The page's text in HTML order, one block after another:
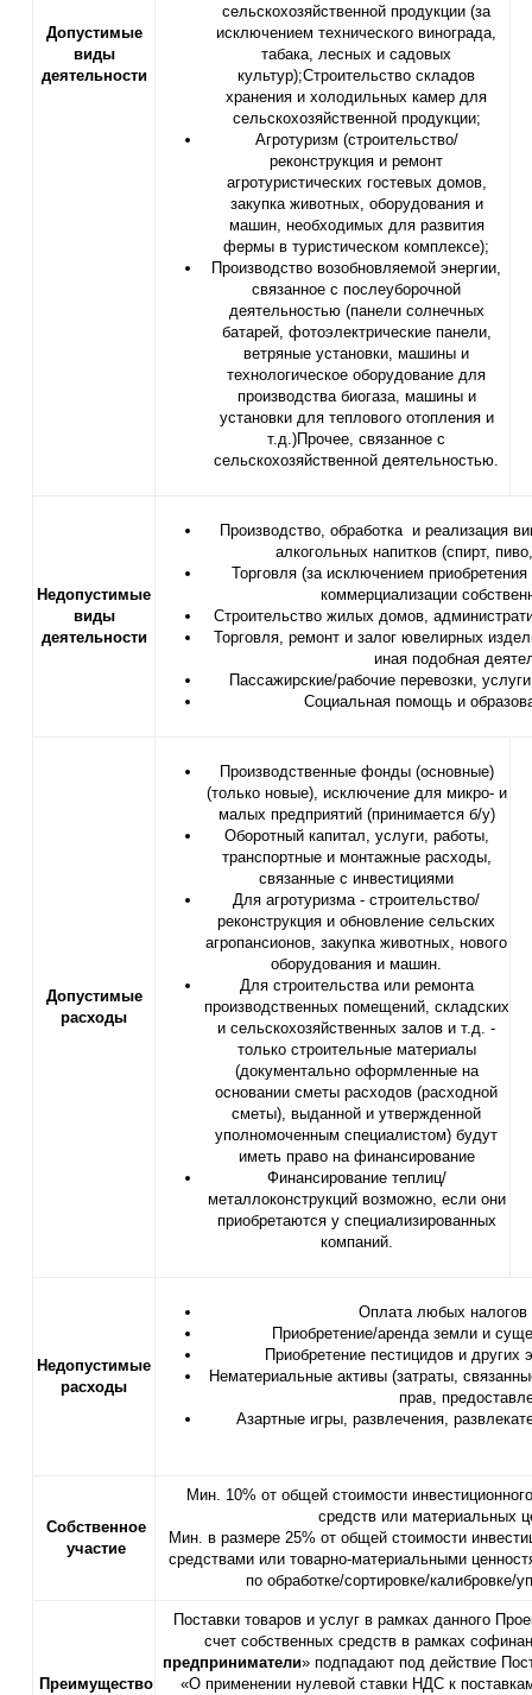
Допустимые
виды
деятельности
сельскохозяйственной продукции (за
исключением технического винограда,
табака, лесных и садовых
культур);Строительство складов
хранения и холодильных камер для
сельскохозяйственной продукции;
Агротуризм (строительство/
реконструкция и ремонт
агротуристических гостевых домов,
закупка животных, оборудования и
машин, необходимых для развития
фермы в туристическом комплексе);
Производство возобновляемой энергии,
связанное с послеуборочной
деятельностью (панели солнечных
батарей, фотоэлектрические панели,
ветряные установки, машины и
технологическое оборудование для
производства биогаза, машины и
установки для теплового отопления и
т.д.)Прочее, связанное с
сельскохозяйственной деятельностью.
Недопустимые
виды
деятельности
Производство, обработка и реализация
алкогольных напитков (спирт,
Торговля (за исключением
коммерциализации
Строительство жилых домов,
Торговля, ремонт и залог ювелирных
иная подобная
Пассажирские/рабочие перевозки,
Социальная помощь и
Допустимые
расходы
Производственные фонды (основные)
(только новые), исключение для микро- и
малых предприятий (принимается б/у)
Оборотный капитал, услуги, работы,
транспортные и монтажные расходы,
связанные с инвестициями
Для агротуризма - строительство/
реконструкция и обновление сельских
агропансионов, закупка животных, нового
оборудования и машин.
Для строительства или ремонта
производственных помещений, складских
и сельскохозяйственных залов и т.д. -
только строительные материалы
(документально оформленные на
основании сметы расходов (расходной
сметы), выданной и утвержденной
уполномоченным специалистом) будут
иметь право на финансирование
Финансирование теплиц/
металлоконструкций возможно, если они
приобретаются у специализированных
компаний.
Недопустимые
расходы
Оплата любых налогов
Приобретение/аренда земли и
Приобретение пестицидов и других
Нематериальные активы (затраты,
прав,
Азартные игры, развлечения,
Собственное
участие
Мин. 10% от общей стоимости
средств или материальных
Мин. в размере 25% от общей стоимости
средствами или товарно-материальными
по обработке/сортировке/калибровке/
Преимущество
Поставки товаров и услуг в рамках данного
счет собственных средств в рамках
предприниматели» подпадают под действие
«О применении нулевой ставки НДС к